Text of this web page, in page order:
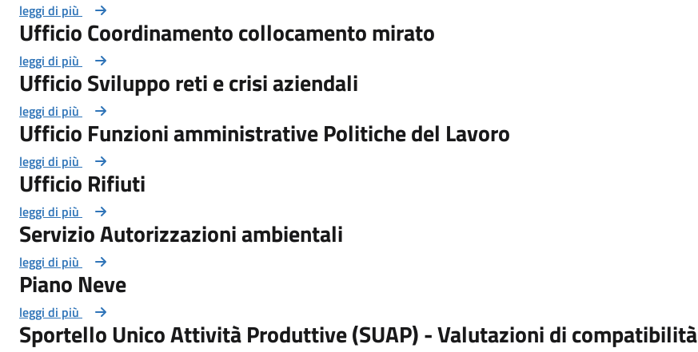
leggi di più
Ufficio Coordinamento collocamento mirato
leggi di più
Ufficio Sviluppo reti e crisi aziendali
leggi di più
Ufficio Funzioni amministrative Politiche del Lavoro
leggi di più
Ufficio Rifiuti
leggi di più
Servizio Autorizzazioni ambientali
leggi di più
Piano Neve
leggi di più
Sportello Unico Attività Produttive (SUAP) - Valutazioni di compatibilità